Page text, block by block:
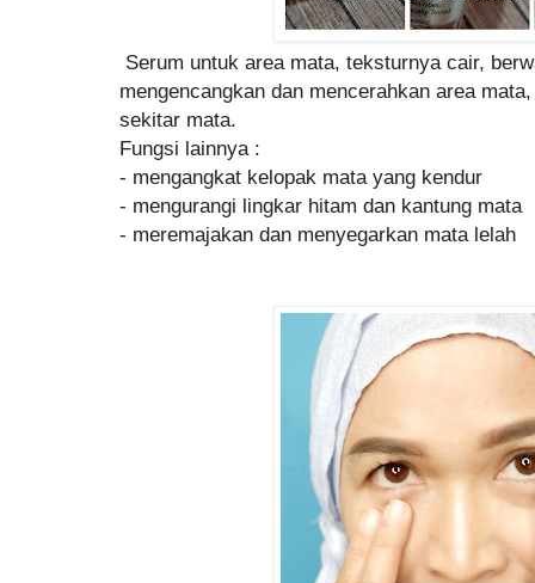
Serum untuk area mata, teksturnya cair,
mengencangkan dan mencerahkan area
sekitar mata.
Fungsi lainnya :
- mengangkat kelopak mata yang kendur
- mengurangi lingkar hitam dan kantung mata
- meremajakan dan menyegarkan mata lelah